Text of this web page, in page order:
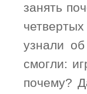
занять
узнали
смогли:
почему?